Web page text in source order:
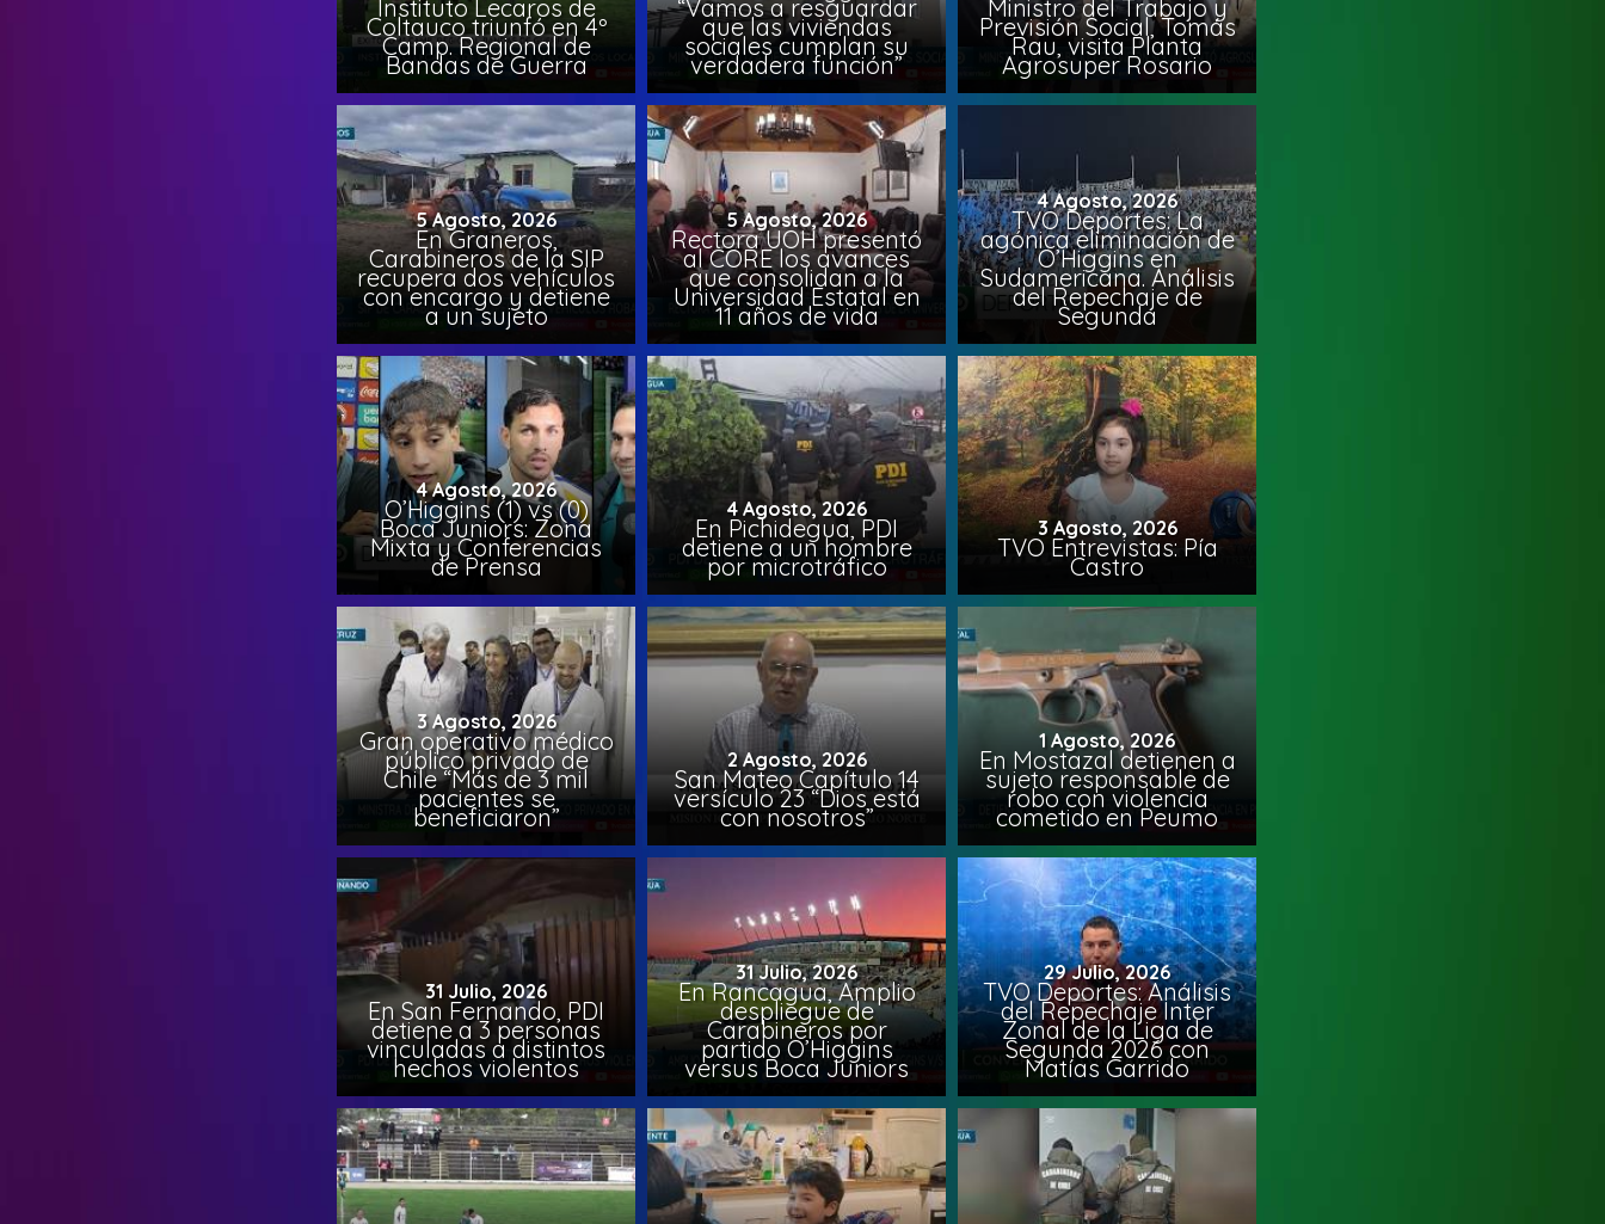
Instituto Lecaros de
Coltauco triunfó en 4º
Camp. Regional de
Bandas de Guerra
“Vamos a resguardar
que las viviendas
sociales cumplan su
verdadera función”
Ministro del Trabajo y
Previsión Social, Tomás
Rau, visita Planta
Agrosuper Rosario
5 Agosto, 2026
En Graneros,
Carabineros de la SIP
recupera dos vehículos
con encargo y detiene
a un sujeto
5 Agosto, 2026
Rectora UOH presentó
al CORE los avances
que consolidan a la
Universidad Estatal en
11 años de vida
4 Agosto, 2026
TVO Deportes: La
agónica eliminación de
O’Higgins en
Sudamericana. Análisis
del Repechaje de
Segunda
4 Agosto, 2026
O’Higgins (1) vs (0)
Boca Juniors: Zona
Mixta y Conferencias
de Prensa
4 Agosto, 2026
En Pichidegua, PDI
detiene a un hombre
por microtráfico
3 Agosto, 2026
TVO Entrevistas: Pía
Castro
3 Agosto, 2026
Gran operativo médico
público privado de
Chile “Más de 3 mil
pacientes se
beneficiaron”
2 Agosto, 2026
San Mateo Capítulo 14
versículo 23 “Dios está
con nosotros”
1 Agosto, 2026
En Mostazal detienen a
sujeto responsable de
robo con violencia
cometido en Peumo
31 Julio, 2026
En San Fernando, PDI
detiene a 3 personas
vinculadas a distintos
hechos violentos
31 Julio, 2026
En Rancagua, Amplio
despliegue de
Carabineros por
partido O’Higgins
versus Boca Juniors
29 Julio, 2026
TVO Deportes: Análisis
del Repechaje Inter
Zonal de la Liga de
Segunda 2026 con
Matías Garrido